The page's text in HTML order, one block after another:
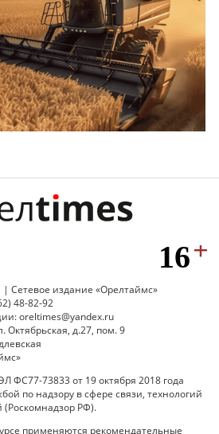
| Сетевое издание «Орелтаймс»
48-82-92
oreltimes@yandex.ru
Октябрьская, д.27, пом. 9
ФС77-73833 от 19 октября 2018 года
по надзору в сфере связи, технологий
РФ).
применяются рекомендательные